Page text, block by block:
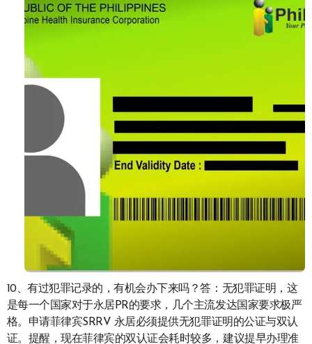
10、有过犯罪记录的，有机会办下来吗？答：无犯罪证明，这
是每一个国家对于永居PR的要求，几个主流发达国家要求极严
格。申请菲律宾SRRV 永居必须提供无犯罪证明的公证与双认
证。提醒，现在菲律宾的双认证会耗时较多，建议提早办理准